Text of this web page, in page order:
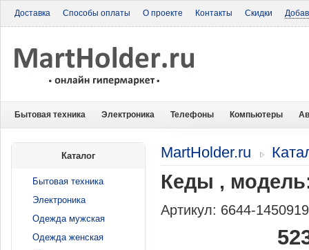
Доставка Способы оплаты О проекте Контакты Скидки
Бытовая техника Электроника Телефоны Компьютеры
MartHolder.ru
Кеды ,
Артикул: 6644-
Каталог
Бытовая техника
Электроника
Одежда мужская
Одежда женская